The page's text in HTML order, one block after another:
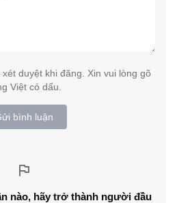
duyệt khi đăng. Xin vui lòng gõ
Việt có dấu.
bình luận
nào, hãy trở thành người đầu